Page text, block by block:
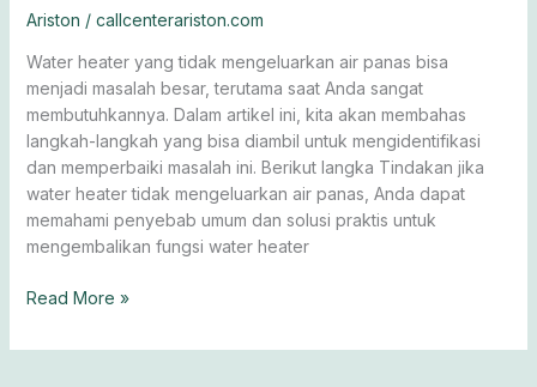
Ariston / callcenterariston.com
Water heater yang tidak mengeluarkan air panas bisa
menjadi masalah besar, terutama saat Anda sangat
membutuhkannya. Dalam artikel ini, kita akan membahas
langkah-langkah yang bisa diambil untuk mengidentifikasi
dan memperbaiki masalah ini. Berikut langka Tindakan jika
water heater tidak mengeluarkan air panas, Anda dapat
memahami penyebab umum dan solusi praktis untuk
mengembalikan fungsi water heater
Read More »